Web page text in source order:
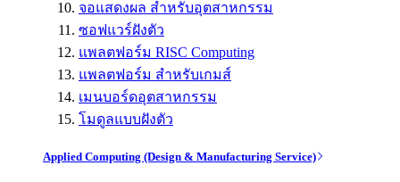
จอแสดงผล สำหรับอุตสาหกรรม
ซอฟแวร์ฝังตัว
แพลตฟอร์ม RISC Computing
แพลตฟอร์ม สำหรับเกมส์
เมนบอร์ดอุตสาหกรรม
โมดูลแบบฝังตัว
Applied Computing (Design & Manufacturing Service)